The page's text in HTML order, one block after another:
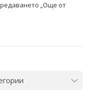
„Още от